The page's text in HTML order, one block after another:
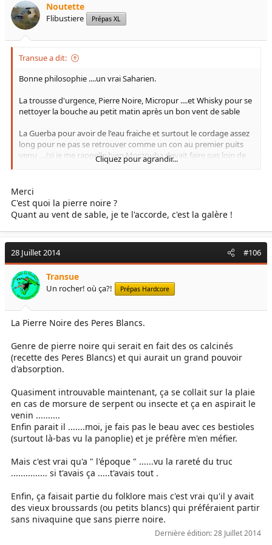
Noutette
Flibustiere Prépas XL
Transue a dit:
Bonne philosophie ....un vrai Saharien.
La trousse d'urgence, Pierre Noire, Micropur ....et Whisky pour se
nettoyer la bouche au petit matin après un bon vent de sable
La Guerba pour avoir de l'eau fraiche et surtout le cordage assez
long pour ne pas se retrouver comme un con au premier puits
venu ....(si je me rappelle bien Morzouba devait faire pas loin de
Sympa de faire revivre ces moments là.
Cliquez pour agrandir...
Merci
C'est quoi la pierre noire ?
Quant au vent de sable, je te l'accorde, c'est la galère !
28 Juillet 2014 #106
Transue
Un rocher! où ça?! Prépas Hardcore
La Pierre Noire des Peres Blancs.
Genre de pierre noire qui serait en fait des os calcinés
(recette des Peres Blancs) et qui aurait un grand pouvoir
d'absorption.
Quasiment introuvable maintenant, ça se collait sur la plaie
en cas de morsure de serpent ou insecte et ça en aspirait le
venin ..........
Enfin parait il .......moi, je fais pas le beau avec ces bestioles
(surtout là-bas vu la panoplie) et je préfère m'en méfier.
Mais c'est vrai qu'a " l'époque " ......vu la rareté du truc
............... si t'avais ça .....t'avais tout .
Enfin, ça faisait partie du folklore mais c'est vrai qu'il y avait
des vieux broussards (ou petits blancs) qui préféraient partir
sans nivaquine que sans pierre noire.
Dernière édition:28 Juillet 2014